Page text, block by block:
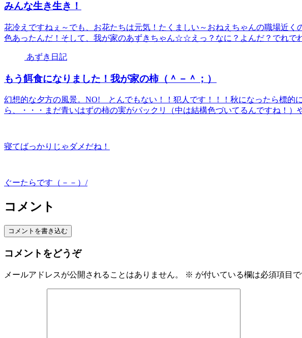
みんな生き生き！
花冷えですねぇ～でも、お花たちは元気！たくましい～おねえちゃんの職場近
色あったんだ！そして、我が家のあずきちゃん☆☆えっ？なに？よんだ？でれで
あずき日記
もう餌食になりました！我が家の柿（＾－＾；）
幻想的な夕方の風景。NO! とんでもない！！犯人です！！！秋になったら標的
ら、・・・まだ青いはずの柿の実がパックリ（中は結構色づいてるんですね！）
寝てばっかりじゃダメだね！
ぐーたらです（－－）/
コメント
コメントを書き込む
コメントをどうぞ
メールアドレスが公開されることはありません。 ※ が付いている欄は必須項目で